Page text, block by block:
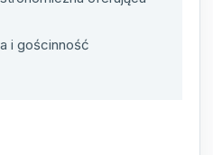
i gościnność